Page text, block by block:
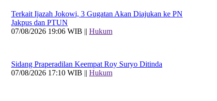
Terkait Ijazah Jokowi, 3 Gugatan Akan Diajukan ke PN
Jakpus dan PTUN
07/08/2026 19:06 WIB || Hukum
Sidang Praperadilan Keempat Roy Suryo Ditinda
07/08/2026 17:10 WIB || Hukum